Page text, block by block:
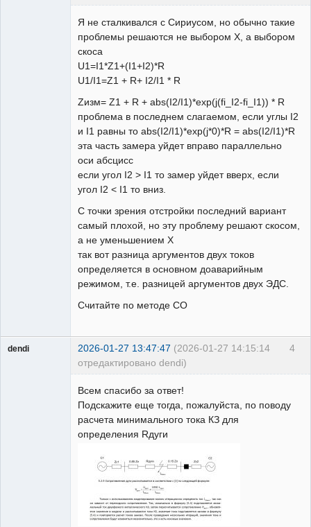
Я не сталкивался с Сириусом, но обычно такие
проблемы решаются не выбором X, а выбором
скоса
U1=I1*Z1+(I1+I2)*R
U1/I1=Z1 + R+ I2/I1 * R
Zизм= Z1 + R + abs(I2/I1)*exp(j(fi_I2-fi_I1)) * R
проблема в последнем слагаемом, если углы I2
и I1 равны то abs(I2/I1)*exp(j*0)*R = abs(I2/I1)*R
эта часть замера уйдет вправо параллельно
оси абсцисс
если угол I2 > I1 то замер уйдет вверх, если
угол I2 < I1 то вниз.
С точки зрения отстройки последний вариант
самый плохой, но эту проблему решают скосом,
а не уменьшением X
так вот разница аргументов двух токов
определяется в основном доаварийным
режимом, т.е. разницей аргументов двух ЭДС.
Считайте по методе СО
4
dendi 2026-01-27 13:47:47 (2026-01-27 14:15:14
отредактировано dendi)
Всем спасибо за ответ!
Подскажите еще тогда, пожалуйста, по поводу
расчета минимального тока КЗ для
определения Rдуги